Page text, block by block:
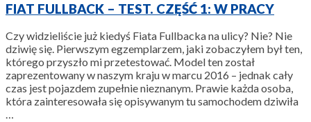
FIAT FULLBACK – TEST. CZĘŚĆ 1: W PRACY
Czy widzieliście już kiedyś Fiata Fullbacka na ulicy? Nie? Nie
dziwię się. Pierwszym egzemplarzem, jaki zobaczyłem był ten,
którego przyszło mi przetestować. Model ten został
zaprezentowany w naszym kraju w marcu 2016 – jednak cały
czas jest pojazdem zupełnie nieznanym. Prawie każda osoba,
która zainteresowała się opisywanym tu samochodem dziwiła
…